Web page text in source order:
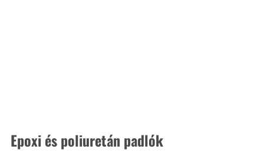
Epoxi és poliuretán padlók